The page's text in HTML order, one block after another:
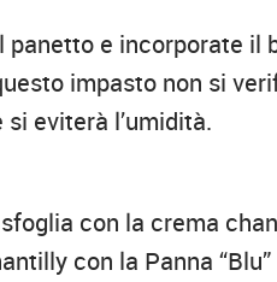
e incorporate il
impasto non si
eviterà l’umidità.
con la crema
con la Panna